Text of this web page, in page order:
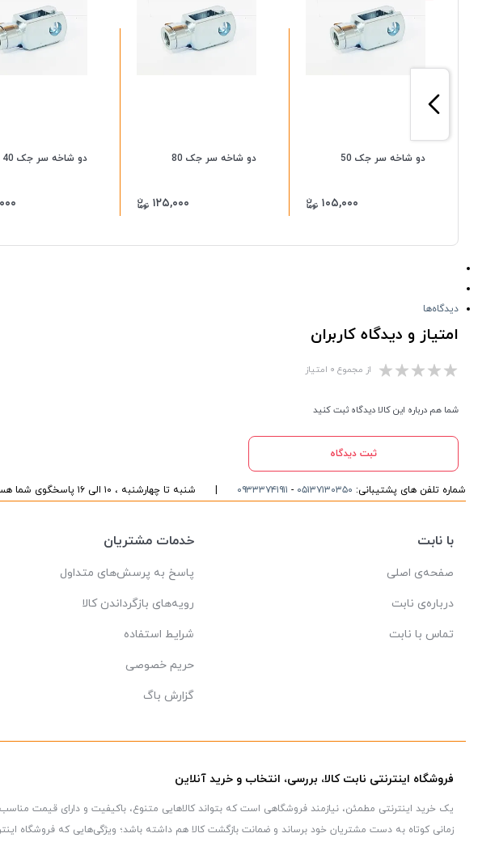
دو شاخه سر جک 50
۱۰۵,۰۰۰
دو شاخه سر جک 80
۱۲۵,۰۰۰
دو شاخه سر جک 40
دیدگاه‌ها
امتیاز و دیدگاه کاربران
از مجموع ۰ امتیاز
شما هم درباره این کالا دیدگاه ثبت کنید
ثبت دیدگاه
شماره تلفن های پشتیبانی: ۰۵۱۳۷۱۳۰۳۵۰ - ۰۹۳۳۳۷۴۱۹۱۱ شنبه تا چهارشنبه ، ۱۰ الی ۱۶ پاسخگوی شما هستیم
با نابت
صفحه‌ی اصلی
درباره‌ی نابت
تماس با نابت
خدمات مشتریان
پاسخ به پرسش‌های متداول
رویه‌های بازگرداندن کالا
شرایط استفاده
حریم خصوصی
گزارش باگ
فروشگاه اینترنتی نابت کالا، بررسی، انتخاب و خرید آنلاین
یک خرید اینترنتی مطمئن، نیازمند فروشگاهی است که بتواند کالاهایی متنوع، باکیفیت و دارای قیمت
زمانی کوتاه به دست مشتریان خود برساند و ضمانت بازگشت کالا هم داشته باشد؛ ویژگی‌هایی که فروشگاه